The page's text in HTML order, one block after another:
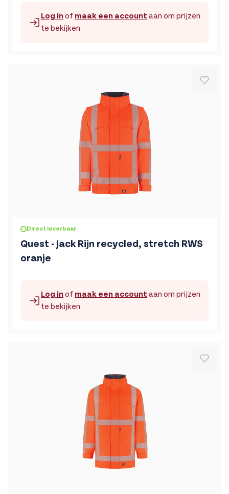
Log inof maak een account aan om prijzen
te bekijken
Direct leverbaar
Quest - Jack Rijn recycled, stretch RWS
oranje
De prijs is afhankelijk van de gekozen opties op de
Log inof maak een account aan om prijzen
te bekijken